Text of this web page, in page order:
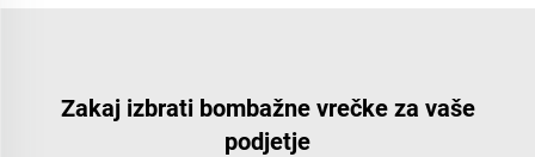
Zakaj izbrati bombažne vrečke za vaše
podjetje